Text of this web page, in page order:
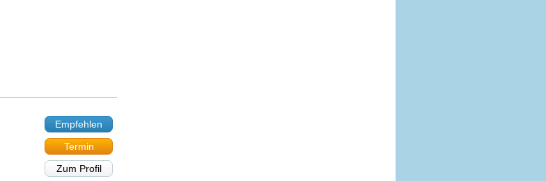
Empfehlen
Termin
Zum Profil